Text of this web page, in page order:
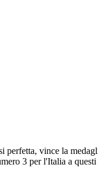
vince la
3 per l'Italia a